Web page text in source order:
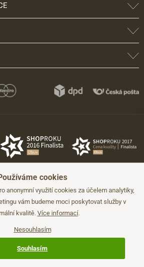
souhlasu není možné.
cookies
anonymní využití cookies za účelem analytiky,
vám budeme moci poskytovat služby v
kvalitě. Více informací.
Nesouhlasím
Souhlasím